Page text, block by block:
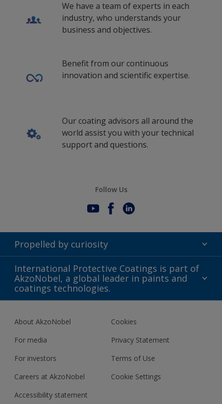
We have a team of experts in each
industry, who understands your
business and objectives.
Benefit from our continuous
innovation and scientific expertise.
Our coating advisors all around the
world assist you with your technical
support and questions.
Follow Us
Propelled by curiosity
Terms of Use
Modern Slavery Act
International Protective Coatings is part of
AkzoNobel, a global leader in paints and
coatings technologies.
Definitions & Abbreviations
About AkzoNobel
For media
For investors
Careers at AkzoNobel
Accessibility statement
Cookies
Privacy Statement
Terms of Use
Cookie Settings